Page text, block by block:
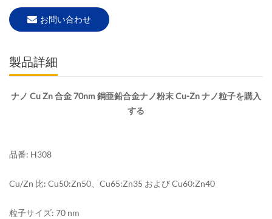
お問い合わせ
製品詳細
ナノ Cu Zn 合金 70nm 銅亜鉛合金ナノ粉末 Cu-Zn ナノ粒子を購入
する
品番: H308
Cu/Zn 比: Cu50:Zn50、Cu65:Zn35 および Cu60:Zn40
粒子サイズ: 70 nm